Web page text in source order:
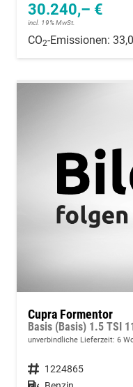
30.240,– €
incl. 19% MwSt.
CO2-Emissionen:
Cupra Formentor
unverbindliche Lieferzeit: 6
Fahrzeugnummer 1224865